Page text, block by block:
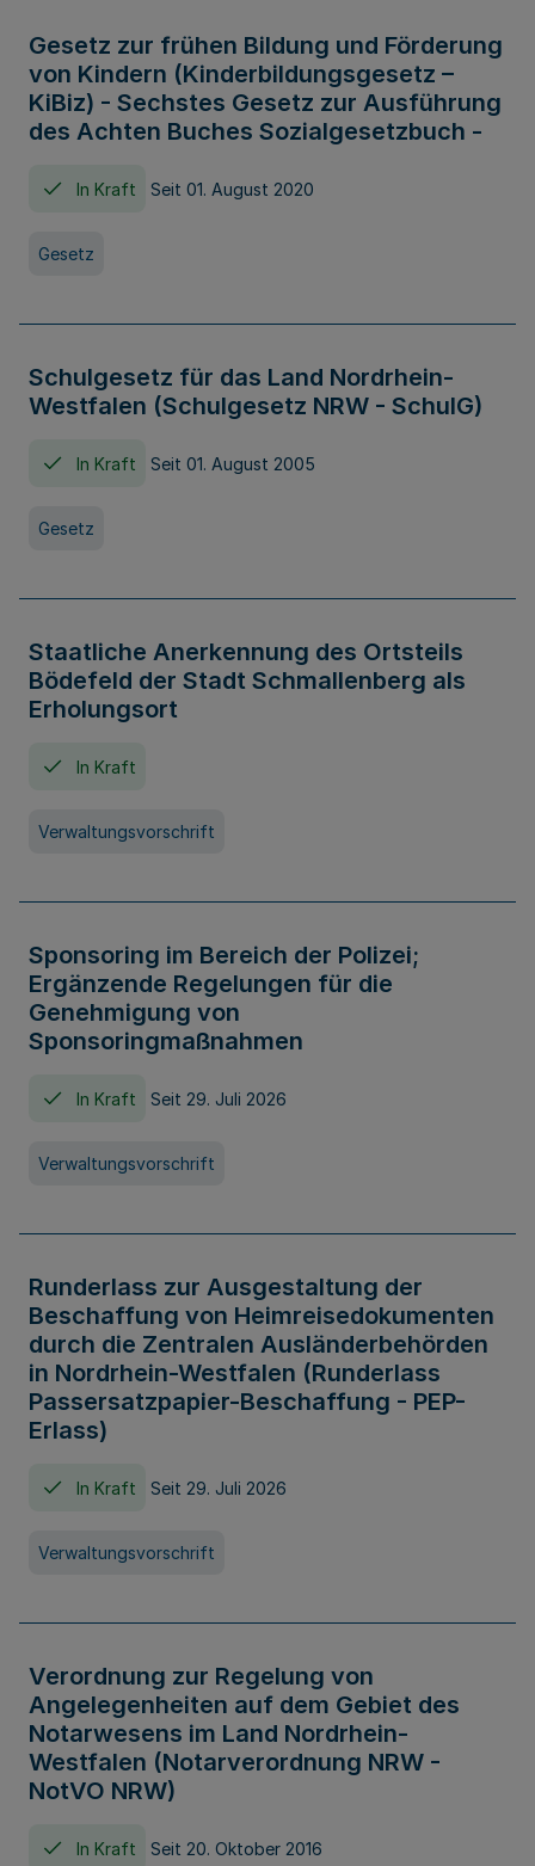
Gesetz zur frühen Bildung und Förderung
von Kindern (Kinderbildungsgesetz –
KiBiz) - Sechstes Gesetz zur Ausführung
des Achten Buches Sozialgesetzbuch -
In Kraft Seit 01. August 2020
Gesetz
Schulgesetz für das Land Nordrhein-
Westfalen (Schulgesetz NRW - SchulG)
In Kraft Seit 01. August 2005
Gesetz
Staatliche Anerkennung des Ortsteils
Bödefeld der Stadt Schmallenberg als
Erholungsort
In Kraft
Verwaltungsvorschrift
Sponsoring im Bereich der Polizei;
Ergänzende Regelungen für die
Genehmigung von
Sponsoringmaßnahmen
In Kraft Seit 29. Juli 2026
Verwaltungsvorschrift
Runderlass zur Ausgestaltung der
Beschaffung von Heimreisedokumenten
durch die Zentralen Ausländerbehörden
in Nordrhein-Westfalen (Runderlass
Passersatzpapier-Beschaffung - PEP-
Erlass)
In Kraft Seit 29. Juli 2026
Verwaltungsvorschrift
Verordnung zur Regelung von
Angelegenheiten auf dem Gebiet des
Notarwesens im Land Nordrhein-
Westfalen (Notarverordnung NRW -
NotVO NRW)
In Kraft Seit 20. Oktober 2016